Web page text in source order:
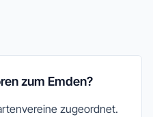
zum Emden?
zugeordnet.